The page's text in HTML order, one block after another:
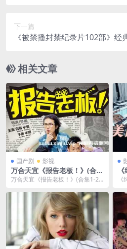
下一篇
《被禁播封禁纪录片102部》经
相关文章
国产剧 影视
万合天宜《报告老板！》(合集
1-2季+番外+贺岁篇未删减)合
万合天宜《报告老板！》(合集1-2
8.49...
处